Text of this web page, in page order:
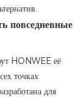
повседневные
HONWEE её
точках
для